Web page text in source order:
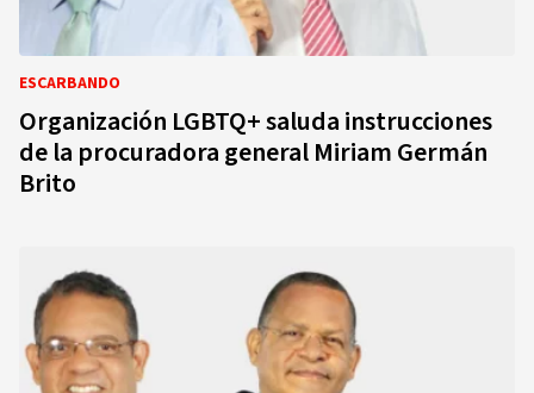
ESCARBANDO
Organización LGBTQ+ saluda instrucciones
de la procuradora general Miriam Germán
Brito